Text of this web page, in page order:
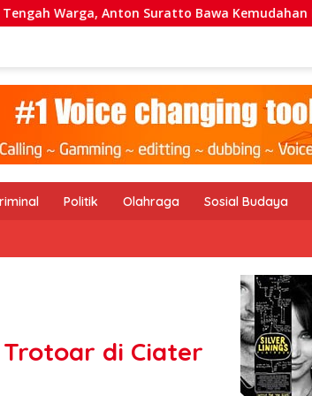
Bawa Kemudahan Lewat Teknologi
Politik Olahraga Sosial Budaya
di Ciater